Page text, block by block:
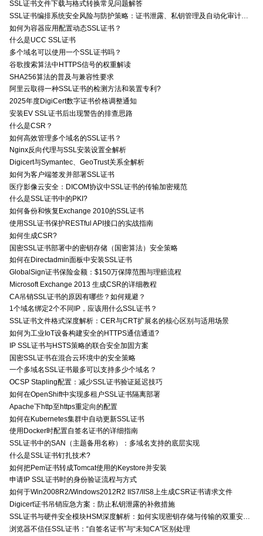
SSL证书文件下载与格式转换常见问题解答
如何为容器应用配置动态SSL证书？
什么是UCC SSL证书
多个域名可以使用一个SSL证书吗？
谷歌搜索算法中HTTPS信号的权重解读
SHA256算法的普及与兼容性要求
阿里云取得一种SSL证书的检测方法和装置专利?
2025年度DigiCert数字证书价格调整通知
安装EV SSL证书后出现警告的排查思路
什么是CSR？
如何高效管理多个域名的SSL证书？
Nginx反向代理与SSL安装设置全解析
Digicert与Symantec、GeoTrust关系全解析
如何为客户端签发并部署SSL证书
医疗影像云安全：DICOM协议中SSL证书的传输加密规范
什么是SSL证书中的PKI?
如何备份和恢复Exchange 2010的SSL证书
使用SSL证书保护RESTful API接口的实战指南
如何生成CSR?
国密SSL证书部署中的密钥存储（国密算法）安全策略
如何在Directadmin面板中安装SSL证书
GlobalSign证书保险金额：$150万保障范围与理赔流程
Microsoft Exchange 2013 生成CSR的详细教程
CA吊销SSL证书的原因有哪些？如何规避？
1个域名绑定2个不同IP，应该用什么SSL证书？
SSL证书文件格式深度解析：CER与CRT扩展名的核心区别与适用场景
如何为工业IoT设备构建安全的HTTPS通信通道?
IP SSL证书与HSTS策略的联合安全加固方案
国密SSL证书在混合云环境中的安全策略
一个多域名SSL证书最多可以支持多少个域名？
OCSP Stapling配置：减少SSL证书验证延迟技巧
如何在OpenShift中实现多租户SSL证书隔离部署
Apache下http至https重定向的配置
如何在Kubernetes集群中自动更新SSL证书
使用Docker时配置自签名证书的详细指南
SSL证书中的SAN（主题备用名称）：多域名支持的底层实现
什么是SSL证书钉扎技术?
如何把Pem证书转成Tomcat使用的Keystore并安装
申请IP SSL证书时的身份验证流程与方式
如何于Win2008R2/Windows2012R2 IIS7/IIS8上生成CSR证书请求文件
Digicert证书吊销应急方案：防止私钥泄露的补救措施
浏览器不信任SSL证书：“自签名证书”与“未知CA”区别处理